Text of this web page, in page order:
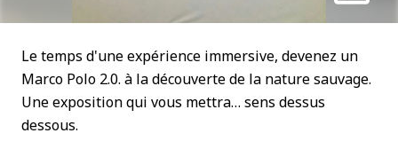
Le temps d'une expérience immersive, devenez un
Marco Polo 2.0. à la découverte de la nature sauvage.
Une exposition qui vous mettra… sens dessus
dessous.